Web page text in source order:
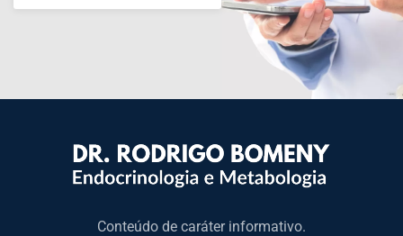
Conteúdo de caráter informativo.